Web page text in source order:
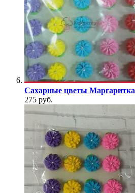
Сахарные цветы
275 руб.